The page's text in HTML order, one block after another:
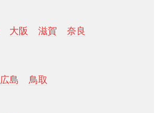
大阪 滋賀 奈良
広島
鳥取